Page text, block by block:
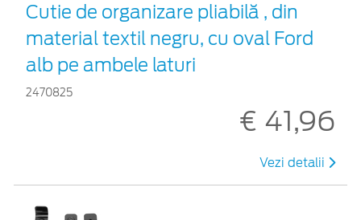
Cutie de organizare pliabilă , din
material textil negru, cu oval Ford
alb pe ambele laturi
2470825
€ 41,96
Vezi detalii